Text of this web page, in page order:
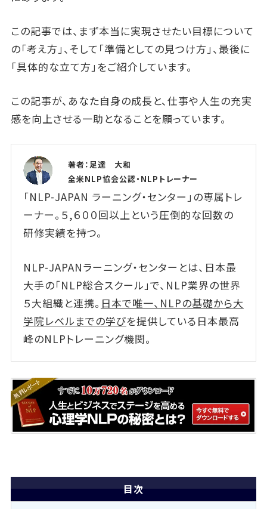
この記事では、まず本当に実現させたい目標について
の「考え方」、そして「準備としての見つけ方」、最後に
「具体的な立て方」をご紹介しています。
この記事が、あなた自身の成長と、仕事や人生の充実
感を向上させる一助となることを願っています。
著者：足達 大和
全米NLP協会公認・NLPトレーナー
「NLP-JAPAN ラーニング・センター」の専属トレ
ーナー。５,６００回以上という圧倒的な回数の
研修実績を持つ。
NLP-JAPANラーニング・センターとは、日本最
大手の「NLP総合スクール」で、NLP業界の世界
５大組織と連携。 日本で唯一、NLPの基礎から大
学院レベルまでの学びを提供している日本最高
峰のNLPトレーニング機関。
目次